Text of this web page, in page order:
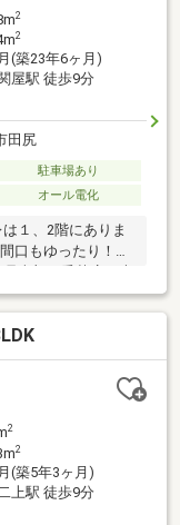
2
2
(築23年6ヶ月)
屋駅 徒歩9分
田尻
駐車場あり
オール電化
１、2階にありま
口もゆったり！◆
ております。中古戸
お見積り、プラン
た住まいづくりを
ワークと情報力を
して進めていただ
2
2
(築5年3ヶ月)
上駅 徒歩9分